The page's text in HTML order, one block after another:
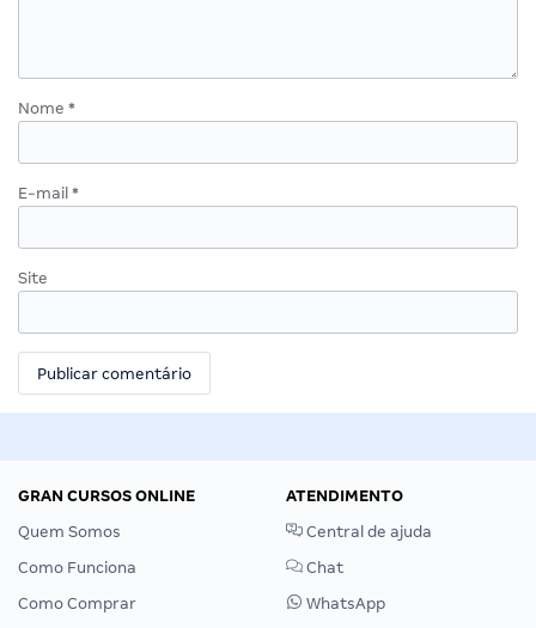
Nome *
E-mail *
Site
GRAN CURSOS ONLINE
Quem Somos
Como Funciona
Como Comprar
ATENDIMENTO
Central de ajuda
Chat
WhatsApp